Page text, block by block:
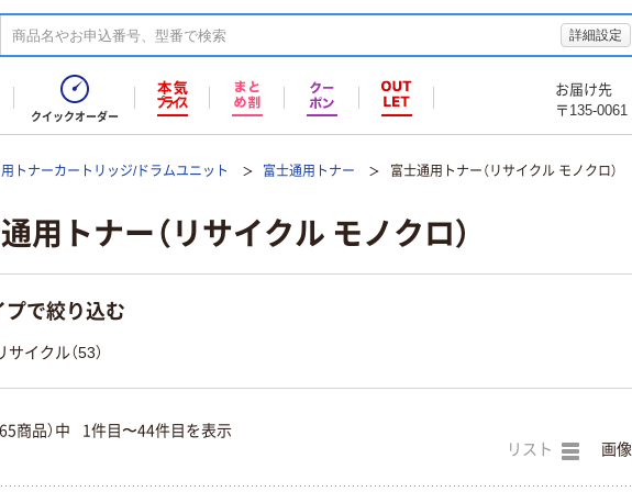
詳細設定
クイックオーダー
お届け先
〒135-0061
トナーカートリッジ/ドラムユニット 富士通用トナー 富士通用トナー（リサイクル モノクロ）
用トナー（リサイクル モノクロ）
プで絞り込む
サイクル（53）
商品）中 1件目〜44件目を表示
リスト 画像